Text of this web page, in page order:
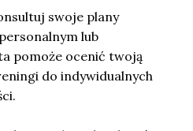
swoje plany
lub
pomoże ocenić twoją
do indywidualnych